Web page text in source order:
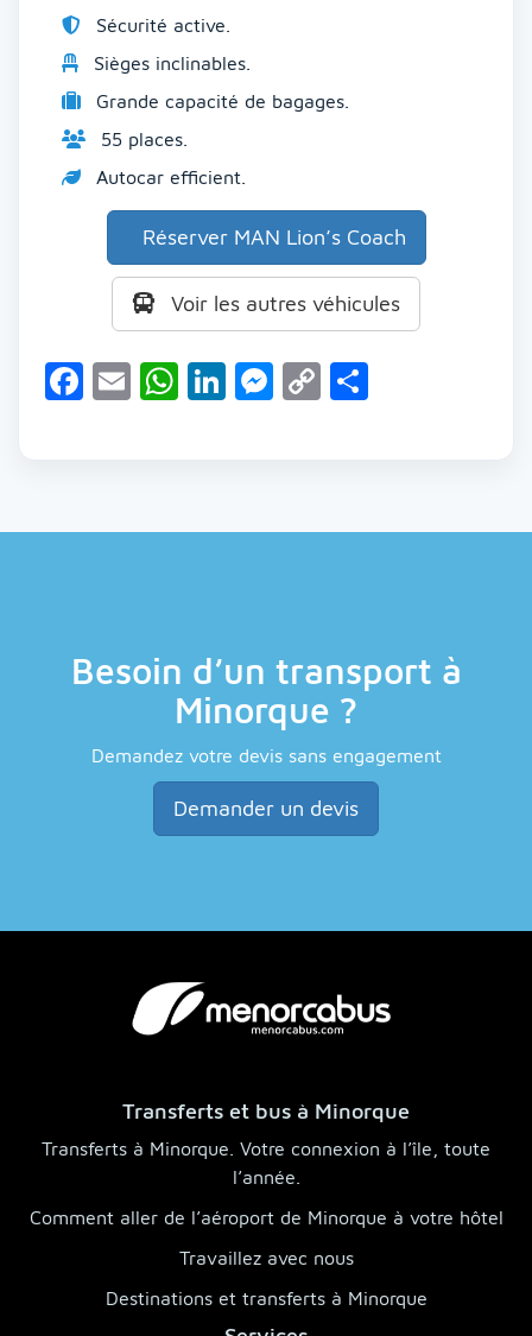
Sécurité active.
Sièges inclinables.
Grande capacité de bagages.
55 places.
Autocar efficient.
Réserver MAN Lion’s Coach
Voir les autres véhicules
Facebook
EmailWhatsApp
LinkedIn
Messenger
Copy
Besoin d’un transport à
Minorque ?
Demandez votre devis sans engagement
Demander un devis
Transferts et bus à Minorque
Transferts à Minorque. Votre connexion à l’île, toute
l’année.
Comment aller de l’aéroport de Minorque à votre hôtel
Travaillez avec nous
Destinations et transferts à Minorque